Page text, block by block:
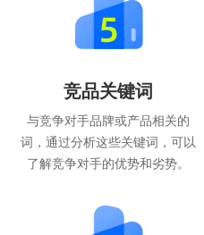
竞品关键词
与竞争对手品牌或产品相关的
词，通过分析这些关键词，可以
了解竞争对手的优势和劣势。